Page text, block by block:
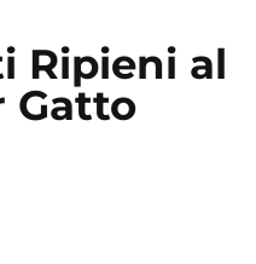
Ripieni al
Gatto